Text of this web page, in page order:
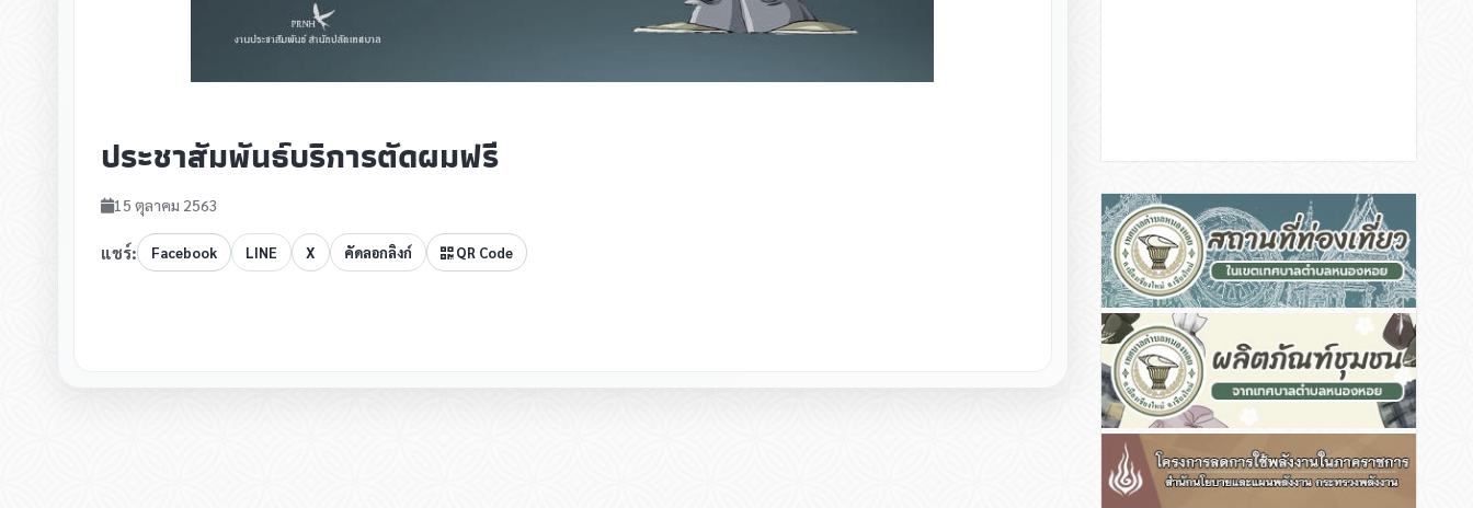
ประชาสัมพันธ์บริการตัดผมฟรี
15 ตุลาคม 2563
แชร์: Facebook LINE X คัดลอกลิงก์ QR Code